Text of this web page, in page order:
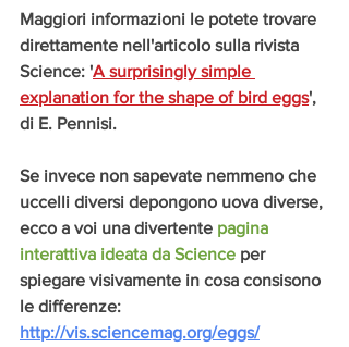
Maggiori informazioni le potete trovare
direttamente nell'articolo sulla rivista
Science: 'A surprisingly simple
explanation for the shape of bird eggs',
di E. Pennisi.
Se invece non sapevate nemmeno che
uccelli diversi depongono uova diverse,
ecco a voi una divertente pagina
interattiva ideata da Science per
spiegare visivamente in cosa consisono
le differenze:
http://vis.sciencemag.org/eggs/